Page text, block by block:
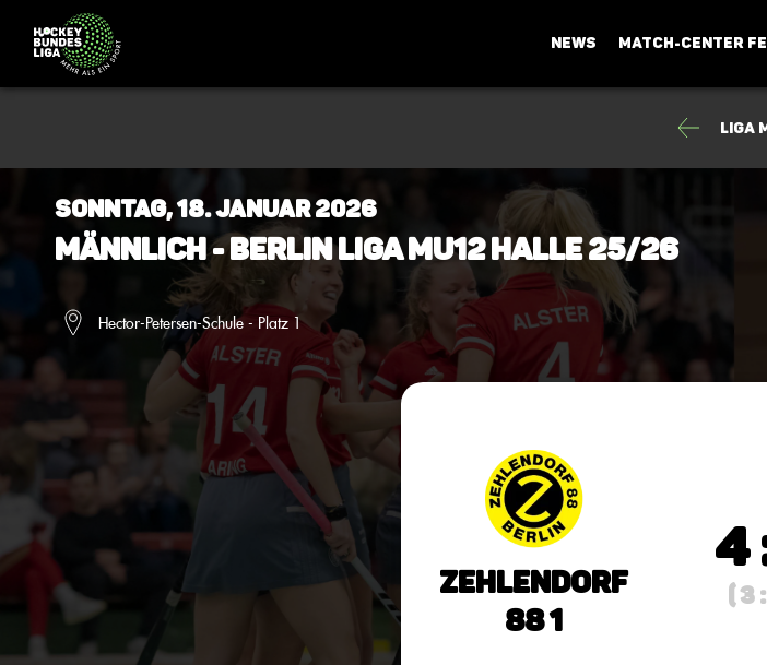
NEWS MATCH-CENTER
Liga
Sonntag, 18. Januar 2026
Männlich - Berlin Liga mU12 Halle 25/26
Hector-Petersen-Schule - Platz 1
Zehlendorf
88 1
4
( 3 :